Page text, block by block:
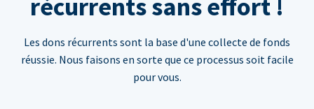
récurrents sans effort !
Les dons récurrents sont la base d'une collecte de fonds
réussie. Nous faisons en sorte que ce processus soit facile
pour vous.